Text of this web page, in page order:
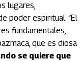
lugares,
poder espiritual. “El
fundamentales,
que es diosa
se quiere que